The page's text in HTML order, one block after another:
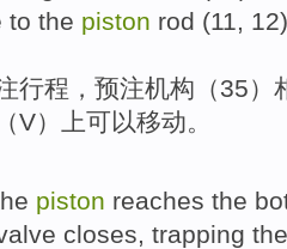
to the piston rod (11, 12
行程 ，预注机构 （35）
（V）上可以移动。
piston reaches the
closes, trapping